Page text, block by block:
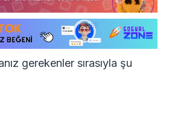
gerekenler sırasıyla şu